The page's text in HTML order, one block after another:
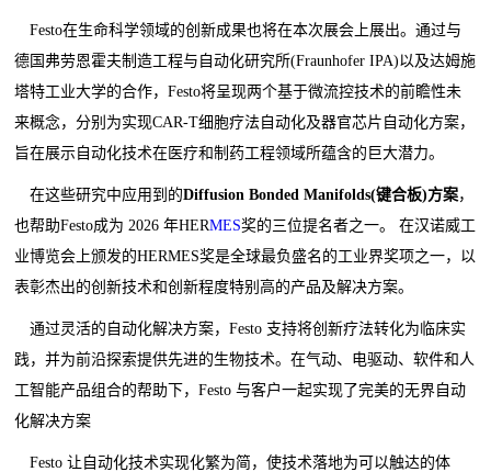
Festo在生命科学领域的创新成果也将在本次展会上展出。通过与
德国弗劳恩霍夫制造工程与自动化研究所(Fraunhofer IPA)以及达姆施
塔特工业大学的合作，Festo将呈现两个基于微流控技术的前瞻性未
来概念，分别为实现CAR-T细胞疗法自动化及器官芯片自动化方案，
旨在展示自动化技术在医疗和制药工程领域所蕴含的巨大潜力。
在这些研究中应用到的Diffusion Bonded Manifolds(键合板)方案，
也帮助Festo成为 2026 年HERMES奖的三位提名者之一。 在汉诺威工
业博览会上颁发的HERMES奖是全球最负盛名的工业界奖项之一，以
表彰杰出的创新技术和创新程度特别高的产品及解决方案。
通过灵活的自动化解决方案，Festo 支持将创新疗法转化为临床实
践，并为前沿探索提供先进的生物技术。在气动、电驱动、软件和人
工智能产品组合的帮助下，Festo 与客户一起实现了完美的无界自动
化解决方案
Festo 让自动化技术实现化繁为简，使技术落地为可以触达的体